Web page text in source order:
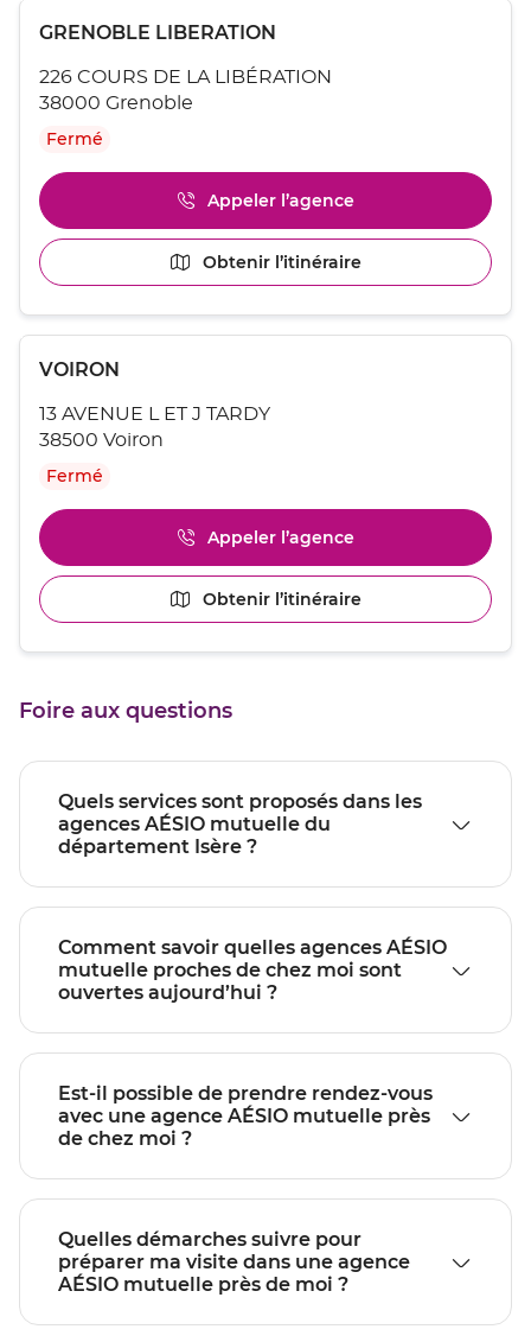
de
vente
ROUSSILLON
sur
touche
ENTRÉE
obtenir
plus
amples
informations
[ECHAP
pour
Point
vente
:
GRENOBLE LIBERATION
226 COURS DE LA LIBÉRATION
38000 Grenoble
Fermé
Appeler l’agence
Afficher
le
numéro
de
du
point
LIBERATION
Obtenir l’itinéraire
jusqu'au
de
vente
sur
touche
ENTRÉE
obtenir
plus
amples
informations
[ECHAP
pour
Point
vente
:
VOIRON
13 AVENUE L ET J TARDY
38500 Voiron
Fermé
Appeler l’agence
Afficher
le
numéro
de
du
Obtenir l’itinéraire
jusqu'au
de
Foire aux questions
Quels services sont proposés dans les
agences AÉSIO mutuelle du
département Isère ?
Comment savoir quelles agences AÉSIO
mutuelle proches de chez moi sont
ouvertes aujourd’hui ?
Est-il possible de prendre rendez-vous
avec une agence AÉSIO mutuelle près
de chez moi ?
Quelles démarches suivre pour
préparer ma visite dans une agence
AÉSIO mutuelle près de moi ?